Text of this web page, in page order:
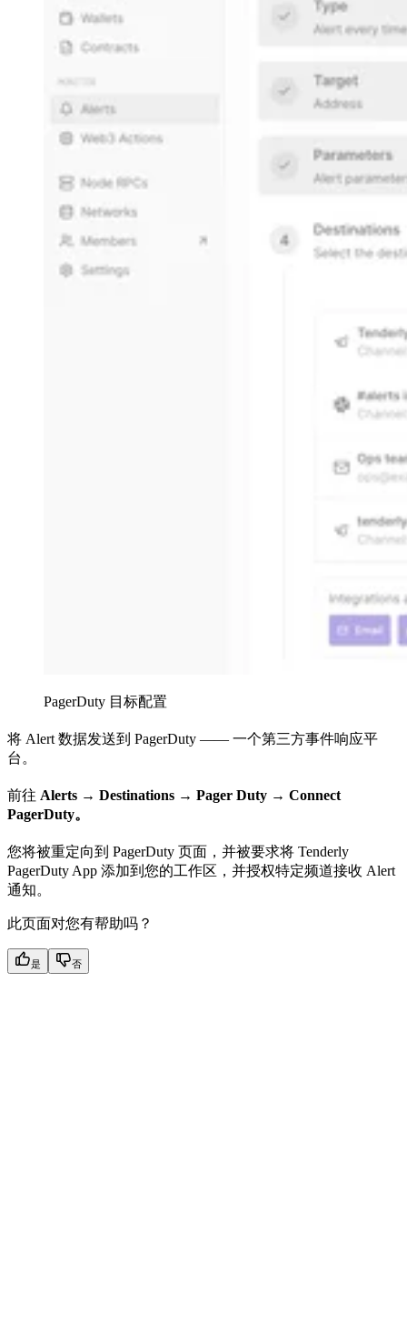
PagerDuty 目标配置
将 Alert 数据发送到 PagerDuty —— 一个第三方事件响应平
台。
前往 Alerts → Destinations → Pager Duty → Connect
PagerDuty。
您将被重定向到 PagerDuty 页面，并被要求将 Tenderly
PagerDuty App 添加到您的工作区，并授权特定频道接收 Alert
通知。
此页面对您有帮助吗？
是 否